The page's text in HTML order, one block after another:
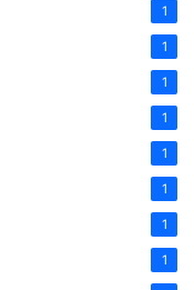
1
1
1
1
1
1
1
1